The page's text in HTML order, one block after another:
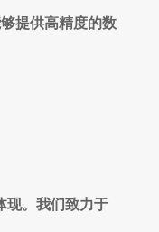
提供高精度的数
现。我们致力于